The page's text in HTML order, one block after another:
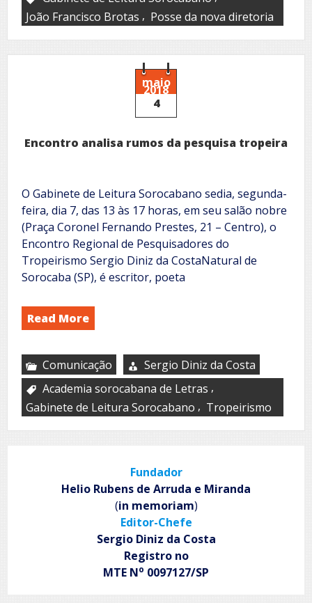
João Francisco Brotas , Posse da nova diretoria
maio
2018
4
Encontro analisa rumos da pesquisa tropeira
O Gabinete de Leitura Sorocabano sedia, segunda-
feira, dia 7, das 13 às 17 horas, em seu salão nobre
(Praça Coronel Fernando Prestes, 21 – Centro), o
Encontro Regional de Pesquisadores do
Tropeirismo Sergio Diniz da CostaNatural de
Sorocaba (SP), é escritor, poeta
Read More
Comunicação
Sergio Diniz da Costa
Academia sorocabana de Letras ,
Gabinete de Leitura Sorocabano , Tropeirismo
Fundador
Helio Rubens de Arruda e Miranda
(in memoriam)
Editor-Chefe
Sergio Diniz da Costa
Registro no
MTE No 0097127/SP